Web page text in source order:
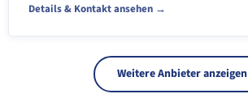
Details & Kontakt ansehen →
Weitere Anbieter anzeigen